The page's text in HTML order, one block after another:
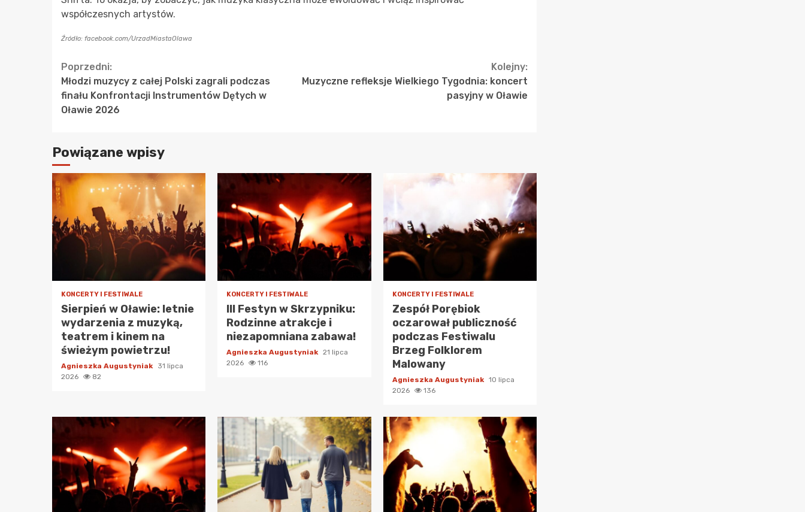
współczesnych artystów.
Źródło: facebook.com/UrzadMiastaOlawa
Continue
Reading
Poprzedni:
Młodzi muzycy z całej Polski zagrali podczas
finału Konfrontacji Instrumentów Dętych w
Oławie 2026
Kolejny:
Muzyczne refleksje Wielkiego Tygodnia: koncert
pasyjny w Oławie
Powiązane wpisy
KONCERTY I FESTIWALE
Sierpień w Oławie: letnie
wydarzenia z muzyką,
teatrem i kinem na
świeżym powietrzu!
Agnieszka Augustyniak 31 lipca
2026
82
KONCERTY I FESTIWALE
III Festyn w Skrzypniku:
Rodzinne atrakcje i
niezapomniana zabawa!
Agnieszka Augustyniak 21 lipca
2026
116
KONCERTY I FESTIWALE
Zespół Porębiok
oczarował publiczność
podczas Festiwalu
Brzeg Folklorem
Malowany
Agnieszka Augustyniak 10 lipca
2026
136